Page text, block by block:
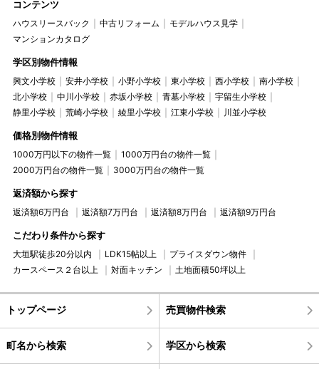
コンテンツ
ハウスリースバック 中古リフォーム
モデルハウス見学
マンションカタログ
学区別物件情報
興文小学校 安井小学校 小野小学校 東小学校 西小学校
南小学校
北小学校
中川小学校 赤坂小学校 青墓小学校
宇留生小学校
静里小学校
荒崎小学校 綾里小学校 江東小学校 川並小学校
価格別物件情報
1000万円以下の物件一覧
1000万円台の物件一覧
2000万円台の物件一覧
3000万円台の物件一覧
返済額から探す
返済額6万円台 返済額7万円台 返済額8万円台 返済額9万円台
こだわり条件から探す
大垣駅徒歩20分以内 LDK15帖以上
プライスダウン物件
カースペース２台以上
対面キッチン 土地面積50坪以上
トップページ 売買物件検索
町名から検索 学区から検索